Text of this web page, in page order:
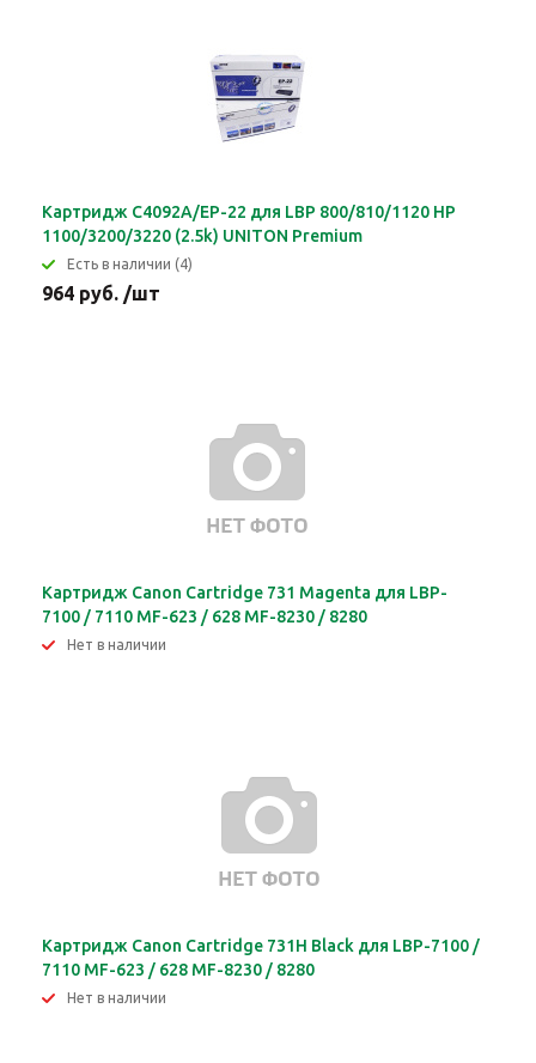
Картридж C4092A/EP-22 для LBP 800/810/1120 HP
1100/3200/3220 (2.5k) UNITON Premium
Eсть в наличии (4)
964 руб. /шт
Картридж Canon Cartridge 731 Magenta для LBP-
7100 / 7110 MF-623 / 628 MF-8230 / 8280
Нет в наличии
Картридж Canon Cartridge 731H Black для LBP-7100 /
7110 MF-623 / 628 MF-8230 / 8280
Нет в наличии